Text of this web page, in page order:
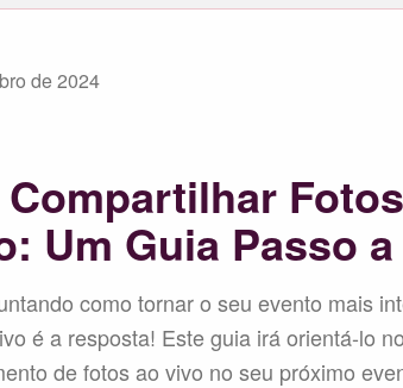
de 2024
Um Guia Passo
como tornar o seu evento mais
é a resposta! Este guia irá orientá-lo
de fotos ao vivo no seu próximo